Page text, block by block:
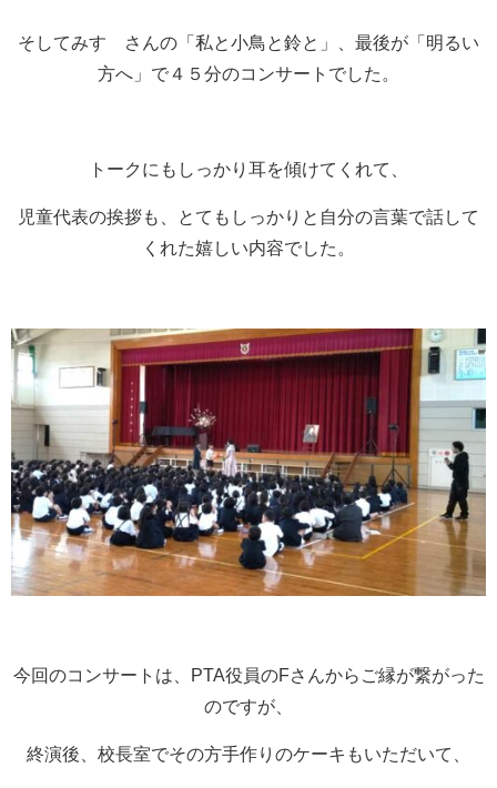
そしてみすゞさんの「私と小鳥と鈴と」、最後が「明るい
方へ」で４５分のコンサートでした。
トークにもしっかり耳を傾けてくれて、
児童代表の挨拶も、とてもしっかりと自分の言葉で話して
くれた嬉しい内容でした。
今回のコンサートは、PTA役員のFさんからご縁が繋がった
のですが、
終演後、校長室でその方手作りのケーキもいただいて、